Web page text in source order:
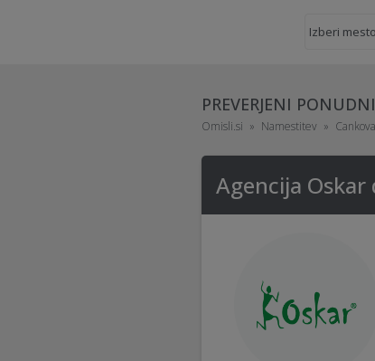
PREVERJENI
Omisli.si Namestitev Cankova
Agencija Oskar